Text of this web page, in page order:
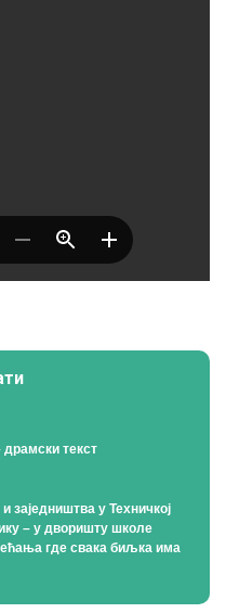
драмски текст
у Техничкој
– у дворишту школе
где свака биљка има